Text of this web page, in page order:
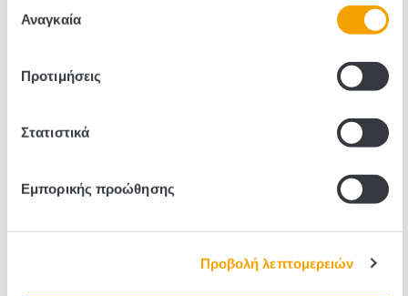
των υπηρεσιών τους.
συγκατάθεσης
Αναγκαία
Προτιμήσεις
Στατιστικά
Εμπορικής προώθησης
Προβολή λεπτομερειών